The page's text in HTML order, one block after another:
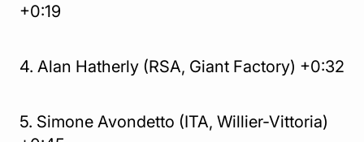
+0:19
4. Alan Hatherly (RSA, Giant Factory) +0:32
5. Simone Avondetto (ITA, Willier-Vittoria)